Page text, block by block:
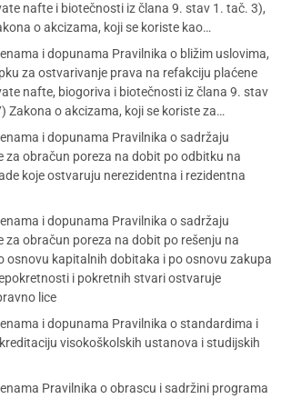
nafte i biotečnosti iz člana 9. stav 1. tač. 3),
o akcizama, koji se koriste kao…
i dopunama Pravilnika o bližim uslovima,
za ostvarivanje prava na refakciju plaćene
nafte, biogoriva i biotečnosti iz člana 9. stav
Zakona o akcizama, koji se koriste za…
i dopunama Pravilnika o sadržaju
za obračun poreza na dobit po odbitku na
koje ostvaruju nerezidentna i rezidentna
i dopunama Pravilnika o sadržaju
za obračun poreza na dobit po rešenju na
osnovu kapitalnih dobitaka i po osnovu zakupa
i pokretnih stvari ostvaruje
lice
i dopunama Pravilnika o standardima i
visokoškolskih ustanova i studijskih
Pravilnika o obrascu i sadržini programa